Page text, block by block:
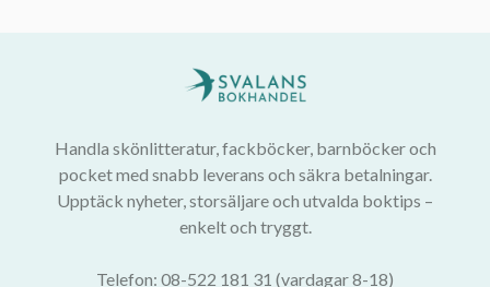
Handla skönlitteratur, fackböcker, barnböcker och
pocket med snabb leverans och säkra betalningar.
Upptäck nyheter, storsäljare och utvalda boktips –
enkelt och tryggt.
Telefon: 08-522 181 31 (vardagar 8-18)